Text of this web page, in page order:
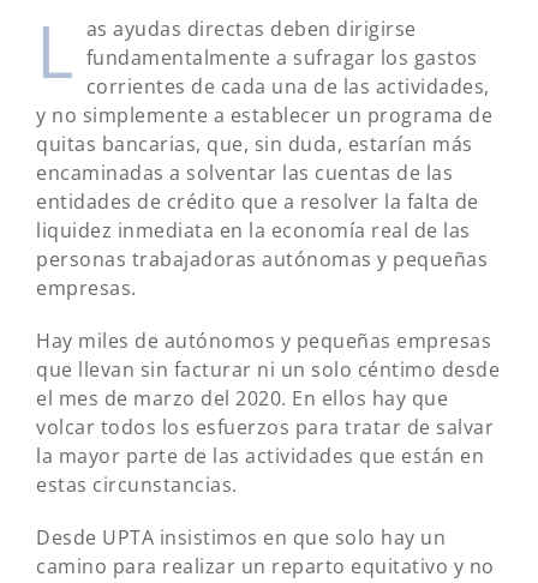
L as ayudas directas deben dirigirse
fundamentalmente a sufragar los gastos
corrientes de cada una de las actividades,
y no simplemente a establecer un programa de
quitas bancarias, que, sin duda, estarían más
encaminadas a solventar las cuentas de las
entidades de crédito que a resolver la falta de
liquidez inmediata en la economía real de las
personas trabajadoras autónomas y pequeñas
empresas.
Hay miles de autónomos y pequeñas empresas
que llevan sin facturar ni un solo céntimo desde
el mes de marzo del 2020. En ellos hay que
volcar todos los esfuerzos para tratar de salvar
la mayor parte de las actividades que están en
estas circunstancias.
Desde UPTA insistimos en que solo hay un
camino para realizar un reparto equitativo y no